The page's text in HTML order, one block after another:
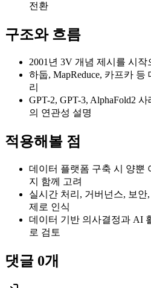
전환
구조와 흐름
2001년 3V 개념 제시를 시
하둡, MapReduce, 카프카
리
GPT-2, GPT-3, AlphaFold2
의 연관성 설명
적용해볼 점
데이터 플랫폼 구축 시 양뿐
지 함께 고려
실시간 처리, 거버넌스, 보
제로 인식
데이터 기반 의사결정과 AI
로 검토
댓글 0개